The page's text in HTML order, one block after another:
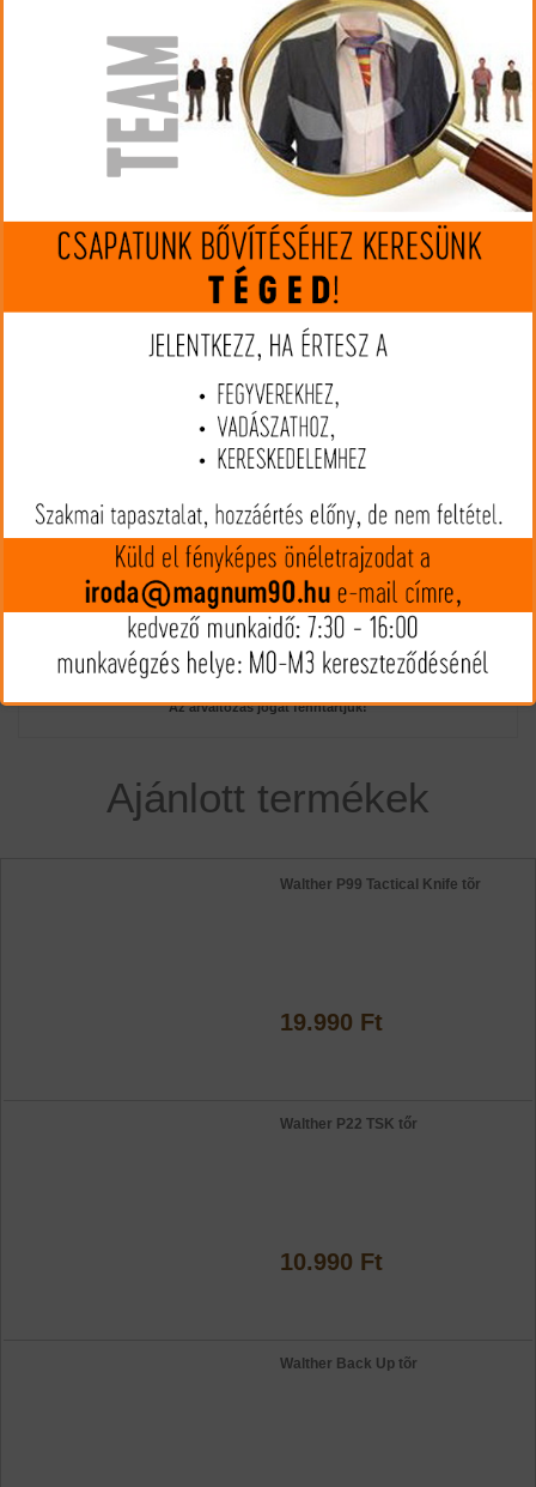
UM50760
MIP kártya jóváírás: 2062Kártyát igényelek
Termék leírás
Pengehossz : 147 mm
Penga anyaga : 440A
Gyöngyvászon tokkal.
22.696 Ft
(€ 62.01)
A termék nincs készleten
Az árak és készlet információk tájékoztató jellegűek, nyilvános
Az árváltozás jogát fenntartjuk!
Ajánlott termékek
Walther P99 Tactical Knife tõr
19.990 Ft
Walther P22 TSK tőr
10.990 Ft
Walther Back Up tõr